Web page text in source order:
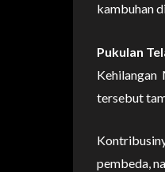
kambuhan
Pukulan
Kehilangan
tersebut
pembeda,